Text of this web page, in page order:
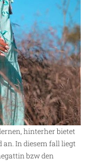
hinterher bietet
In diesem fall liegt
bzw den